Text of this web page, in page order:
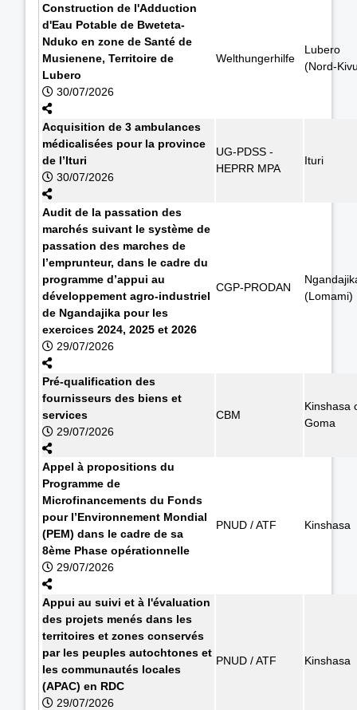
Construction de l'Adduction
d'Eau Potable de Bweteta-
Nduko en zone de Santé de
Musienene, Territoire de
Lubero
30/07/2026
Welthungerhilfe
Lubero
(Nord-
Acquisition de 3 ambulances
médicalisées pour la province
de l’Ituri
30/07/2026
UG-PDSS -
HEPRR MPA
Ituri
Audit de la passation des
marchés suivant le système de
passation des marches de
l’emprunteur, dans le cadre du
programme d’appui au
développement agro-industriel
de Ngandajika pour les
exercices 2024, 2025 et 2026
29/07/2026
CGP-PRODAN
(Lomami)
Pré-qualification des
fournisseurs des biens et
services
29/07/2026
CBM
Kinshasa
Goma
Appel à propositions du
Programme de
Microfinancements du Fonds
pour l’Environnement Mondial
(PEM) dans le cadre de sa
8ème Phase opérationnelle
29/07/2026
PNUD / ATF Kinshasa
Appui au suivi et à l'évaluation
des projets menés dans les
territoires et zones conservés
par les peuples autochtones et
les communautés locales
(APAC) en RDC
29/07/2026
PNUD / ATF Kinshasa